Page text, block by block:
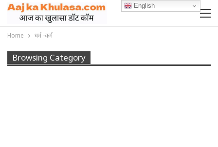
Home धर्म -कर्म
Browsing Category
English